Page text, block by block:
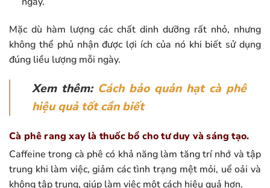
Mặc dù hàm lượng các chất dinh dưỡng rất nhỏ, nhưng
không thể phủ nhận được lợi ích của nó khi biết sử dụng
đúng liều lượng mỗi ngày.
Xem thêm:Cách bảo quản hạt cà phê
hiệu quả tốt cần biết
Cà phê rang xay là thuốc bổ cho tư duy và sáng tạo.
Caffeine trong cà phê có khả năng làm tăng trí nhớ và tập
trung khi làm việc, giảm các tình trạng mệt mỏi, uể oải và
không tập trung, giúp làm việc một cách hiệu quả hơn.